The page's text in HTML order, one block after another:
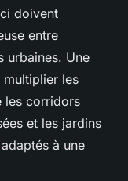
doivent
entre
urbaines. Une
multiplier les
les corridors
et les jardins
à une